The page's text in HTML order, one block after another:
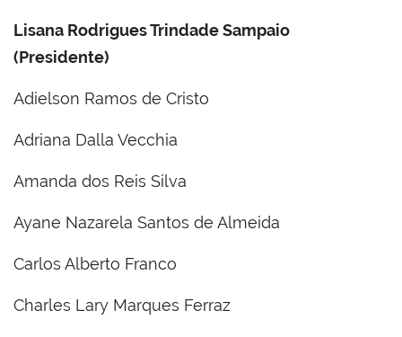
Lisana Rodrigues Trindade Sampaio
(Presidente)
Adielson Ramos de Cristo
Adriana Dalla Vecchia
Amanda dos Reis Silva
Ayane Nazarela Santos de Almeida
Carlos Alberto Franco
Charles Lary Marques Ferraz